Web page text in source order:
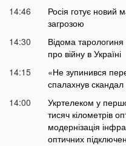
14:46
Росія готує новий
загрозою
14:30
Відома
про війну в Україні
14:15
«Не зупинився
спалахнув скандал
14:00
Укртелеком у
тисяч кілометрів
модернізація
оптичних